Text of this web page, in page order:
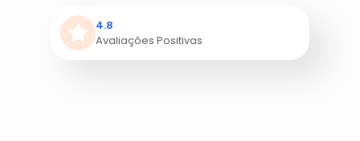
4.8
Avaliações Positivas